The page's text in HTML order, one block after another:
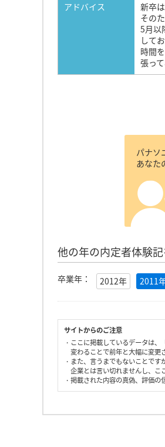
アドバイス
新卒
その
5月以
して
時間
張っ
パナソ
あなた
他の年の内定者体験
卒業年： 2012年 2011
サイトからのご注意
・ここに掲載しているデータは
変わることで前年と大幅に変更
・また、言うまでもないことで
企業とは言い切れませんし、こ
・掲載された内容の真偽、評価